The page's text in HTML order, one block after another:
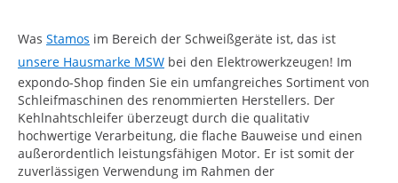
Was Stamos im Bereich der Schweißgeräte ist, das ist
unsere Hausmarke MSW bei den Elektrowerkzeugen! Im
expondo-Shop finden Sie ein umfangreiches Sortiment von
Schleifmaschinen des renommierten Herstellers. Der
Kehlnahtschleifer überzeugt durch die qualitativ
hochwertige Verarbeitung, die flache Bauweise und einen
außerordentlich leistungsfähigen Motor. Er ist somit der
zuverlässigen Verwendung im Rahmen der